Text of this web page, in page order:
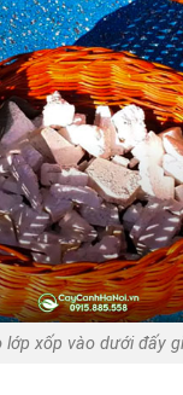
lớp xốp vào dưới đấy